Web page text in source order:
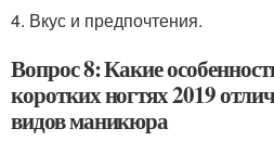
4. Вкус и предпочтения.
Вопрос 8: Какие
коротких ногтях 2019
видов маникюра